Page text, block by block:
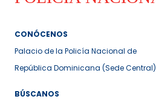
CONÓCENOS
Palacio de la Policía Nacional de
República Dominicana (Sede Central)
BÚSCANOS